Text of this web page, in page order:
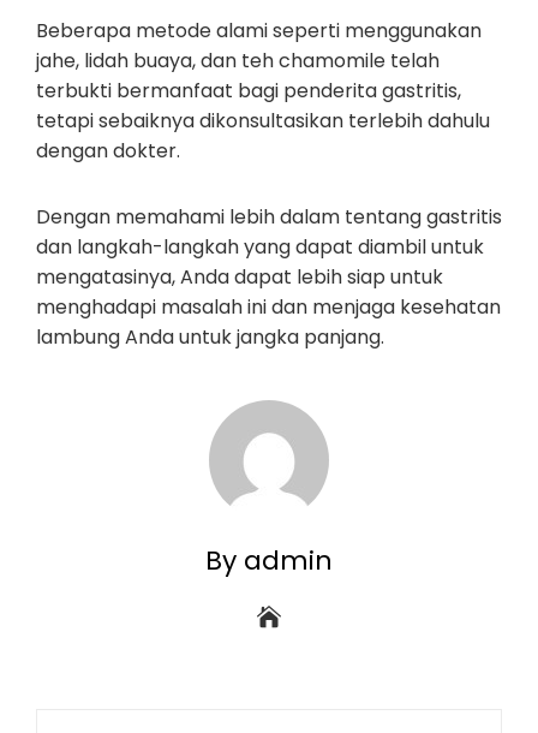
Beberapa metode alami seperti menggunakan
jahe, lidah buaya, dan teh chamomile telah
terbukti bermanfaat bagi penderita gastritis,
tetapi sebaiknya dikonsultasikan terlebih dahulu
dengan dokter.
Dengan memahami lebih dalam tentang gastritis
dan langkah-langkah yang dapat diambil untuk
mengatasinya, Anda dapat lebih siap untuk
menghadapi masalah ini dan menjaga kesehatan
lambung Anda untuk jangka panjang.
By admin